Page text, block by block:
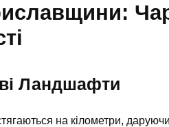
Ландшафти
на кілометри,